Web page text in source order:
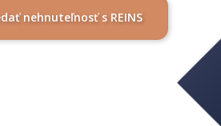
nehnuteľnosť s REINS